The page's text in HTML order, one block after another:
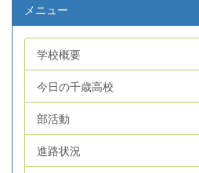
メニュー
学校概要
今日の千歳高校
部活動
進路状況